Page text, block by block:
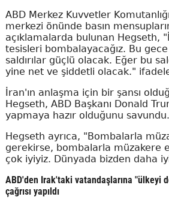
ABD Merkez Kuvvetler
merkezi önünde basın
açıklamalarda bulunan Hegseth,
tesisleri bombalayacağız. Bu
saldırılar güçlü olacak. Eğer bu
yine net ve şiddetli olacak."
İran'ın anlaşma için bir şansı
Hegseth, ABD Başkanı Donald
yapmaya hazır olduğunu savundu.
Hegseth ayrıca, "Bombalarla
gerekirse, bombalarla müzakere
çok iyiyiz. Dünyada bizden daha
ABD'den Irak'taki vatandaşlarına "ülkeyi
çağrısı yapıldı